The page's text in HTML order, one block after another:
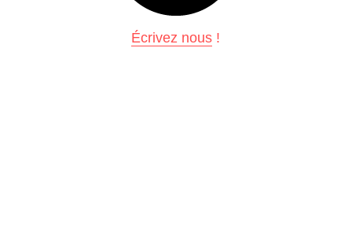
Écrivez nous !